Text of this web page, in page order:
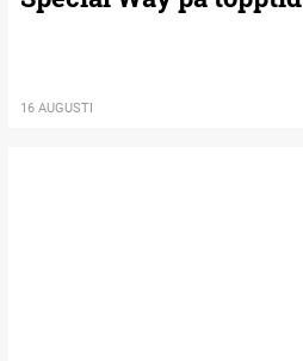
16 AUGUSTI